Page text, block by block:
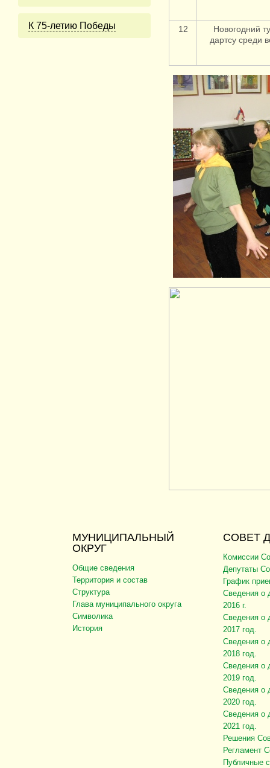
К 75-летию Победы 12
Новогодний
дартсу среди
МУНИЦИПАЛЬНЫЙ
ОКРУГ
Общие сведения
Территория и состав
Структура
Глава муниципального округа
Символика
История
СОВЕТ
Комиссии
Депутаты
График
Сведения о
2016 г.
Сведения о
2017 год.
Сведения о
2018 год.
Сведения о
2019 год.
Сведения о
2020 год.
Сведения о
2021 год.
Решения
Регламент
Публичные